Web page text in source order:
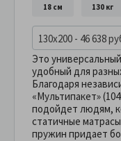
18 см 130 кг
130x200 - 46 638
Это
удобный для
Благодаря
«Мультипакет»
подойдет людям,
статичные
пружин придает